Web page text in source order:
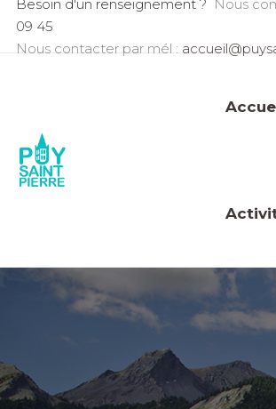
Besoin d'un renseignement ? Nous
09 45
Nous contacter par mél :